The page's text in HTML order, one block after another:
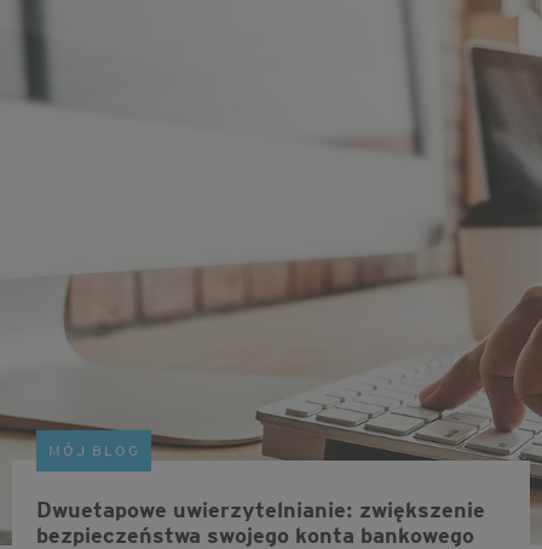
MÓJ BLOG
Dwuetapowe uwierzytelnianie: zwiększenie
bezpieczeństwa swojego konta bankowego